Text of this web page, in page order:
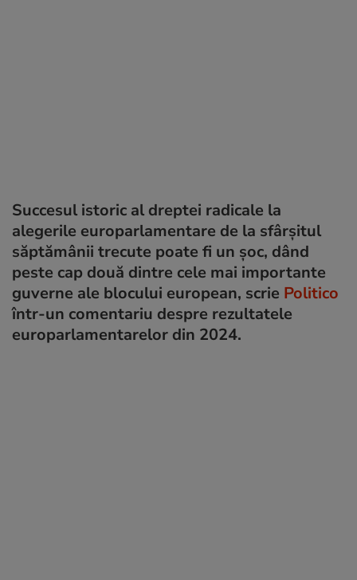
Succesul istoric al dreptei radicale la
alegerile europarlamentare de la sfârșitul
săptămânii trecute poate fi un șoc, dând
peste cap două dintre cele mai importante
guverne ale blocului european, scrie Politico
într-un comentariu despre rezultatele
europarlamentarelor din 2024.